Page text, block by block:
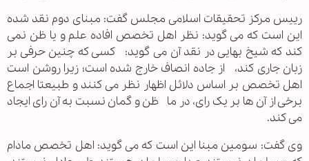
رییس مرکز تحقیقات اسلامی مجلس گفت: مبنای دوم نقد شده
این است که می گوید: نظر اهل تخصص افاده علم و یا ظن نمی
کند که شیخ بهایی در نقد آن می گوید: کسی که چنین حرفی بر
زبان جاری کند، از جاده انصاف خارج شده است؛ زیرا روشن است
اهل تخصص بر اساس دلائل اظهار نظر می کنند و طبیعتا اجماع
برخی از آن ها بر یک رای، در ما ظن و گمان نسبت به آن رای ایجاد
می کند.
وی گفت: سومین مبنا این است که می گوید: اهل تخصص مادام